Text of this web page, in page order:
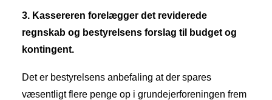
3. Kassereren forelægger det reviderede
regnskab og bestyrelsens forslag til budget og
kontingent.
Det er bestyrelsens anbefaling at der spares
væsentligt flere penge op i grundejerforeningen frem